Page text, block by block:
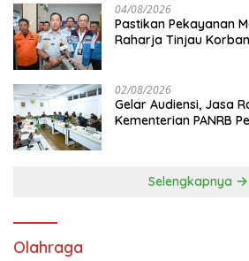
04/08/2026
Pastikan Pekayanan
Raharja Tinjau
02/08/2026
Gelar Audiensi, Jasa
Kementerian PANRB
Selengkapnya
Olahraga